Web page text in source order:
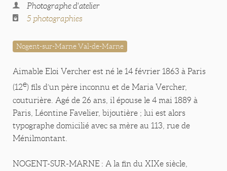
Photographe d'atelier
5 photographies
Nogent-sur-Marne Val-de-Marne
Aimable Eloi Vercher est né le 14 février 1863 à Paris
(12e) fils d’un père inconnu et de Maria Vercher,
couturière. Agé de 26 ans, il épouse le 4 mai 1889 à
Paris, Léontine Favelier, bijoutière ; lui est alors
typographe domicilié avec sa mère au 113, rue de
Ménilmontant.
NOGENT-SUR-MARNE : A la fin du XIXe siècle,